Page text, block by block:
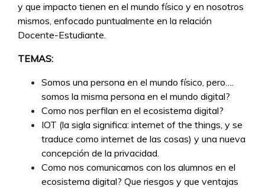
y que impacto tienen en el mundo físico y en nosotros
mismos, enfocado puntualmente en la relación
Docente-Estudiante.
TEMAS:
Somos una persona en el mundo físico, pero….
somos la misma persona en el mundo digital?
Como nos perfilan en el ecosistema digital?
IOT (la sigla significa: internet of the things, y se
traduce como internet de las cosas) y una nueva
concepción de la privacidad.
Como nos comunicamos con los alumnos en el
ecosistema digital? Que riesgos y que ventajas